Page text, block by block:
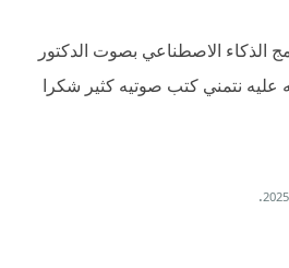
الذكاء الاصطناعي بصوت الدكتور
نتمني كتب صوتيه كثير شكرا
.